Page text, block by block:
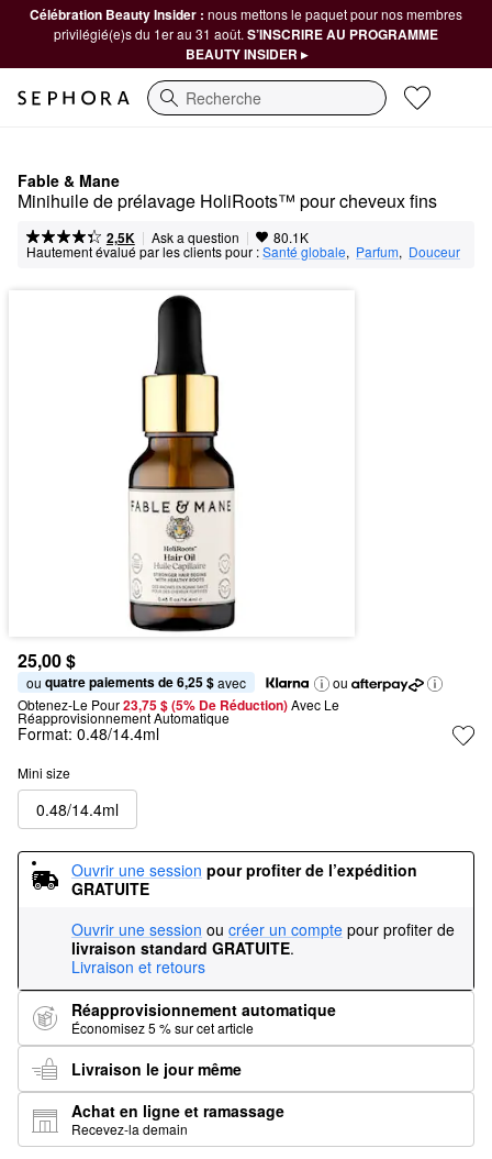
Célébration Beauty Insider : nous mettons le paquet pour nos membres
privilégié(e)s du 1er au 31 août. S’INSCRIRE AU PROGRAMME
BEAUTY INSIDER ▸
Recherche
Fable & Mane
Minihuile de prélavage HoliRoots™ pour cheveux fins
2,5K | Ask a question | 80.1K
Hautement évalué par les clients pour :Santé globale, Parfum, Douceur
25,00 $
ou quatre paiements de 6,25 $ avec
ou
Obtenez-Le Pour23,75 $ (5% De Réduction) Avec Le
Réapprovisionnement Automatique
Format: 0.48/14.4ml
Mini size
0.48/14.4ml
Ouvrir une session pour profiter de l’expédition
GRATUITE
Ouvrir une session ou créer un compte pour profiter de
livraison standard GRATUITE.
Livraison et retours
Réapprovisionnement automatique
Économisez 5 % sur cet article
Livraison le jour même
Achat en ligne et ramassage
Recevez-la demain